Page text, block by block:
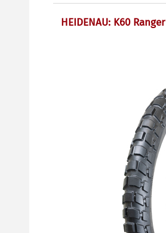
HEIDENAU: K60 Ranger